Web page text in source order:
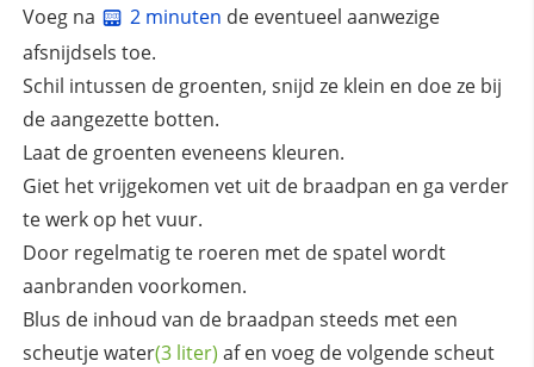
Voeg na
2 minuten de eventueel aanwezige
afsnijdsels toe.
Schil intussen de groenten, snijd ze klein en doe ze bij
de aangezette botten.
Laat de groenten eveneens kleuren.
Giet het vrijgekomen vet uit de braadpan en ga verder
te werk op het vuur.
Door regelmatig te roeren met de spatel wordt
aanbranden voorkomen.
Blus de inhoud van de braadpan steeds met een
scheutjewater(3 liter) af en voeg de volgende scheut